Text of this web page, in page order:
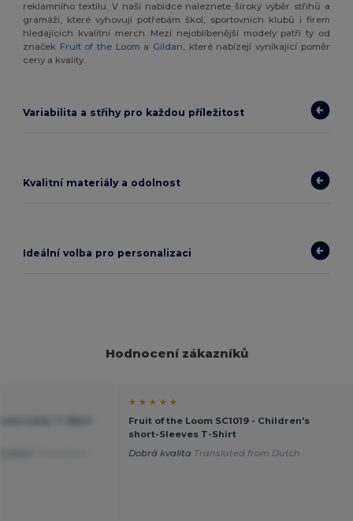
reklamního textilu. V naší nabídce naleznete široký výběr střihů a
gramáží, které vyhovují potřebám škol, sportovních klubů i firem
hledajících kvalitní merch. Mezi nejoblíbenější modely patří ty od
značek Fruit of the Loom a Gildan, které nabízejí vynikající poměr
ceny a kvality.
Variabilita a střihy pro každou příležitost
Kvalitní materiály a odolnost
Ideální volba pro personalizaci
Hodnocení zákazníků
★ ★ ★ ★ ★
Fruit of the Loom SC1019 - Children's
short-Sleeves T-Shirt
Dobrá kvalita Translated from Dutch